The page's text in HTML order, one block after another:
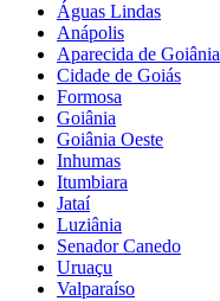
Águas Lindas
Anápolis
Aparecida de Goiânia
Cidade de Goiás
Formosa
Goiânia
Goiânia Oeste
Inhumas
Itumbiara
Jataí
Luziânia
Senador Canedo
Uruaçu
Valparaíso